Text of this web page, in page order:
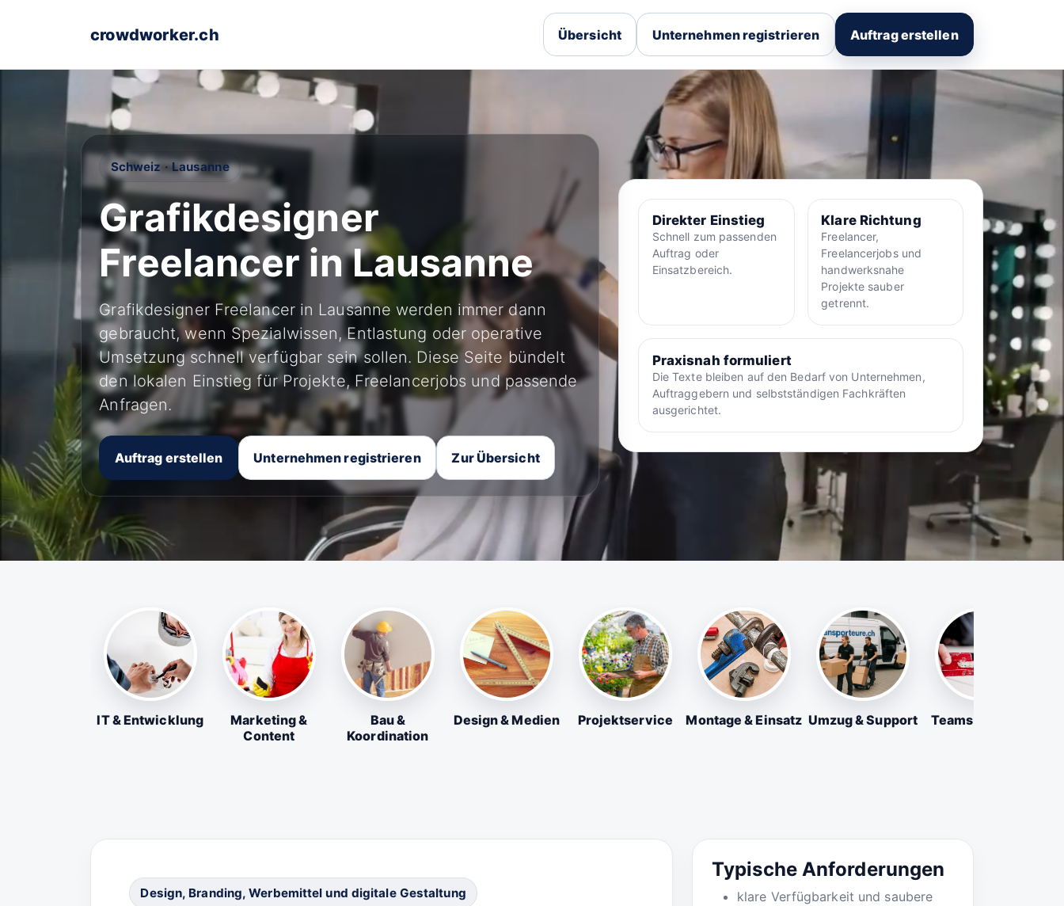
crowdworker.ch Übersicht Unternehmen registrieren Auftrag erstellen
Schweiz · Lausanne
Grafikdesigner
Freelancer in Lausanne
Grafikdesigner Freelancer in Lausanne werden immer dann
gebraucht, wenn Spezialwissen, Entlastung oder operative
Umsetzung schnell verfügbar sein sollen. Diese Seite bündelt
den lokalen Einstieg für Projekte, Freelancerjobs und passende
Anfragen.
Auftrag erstellen Unternehmen registrieren Zur Übersicht
Direkter Einstieg
Schnell zum passenden
Auftrag oder
Einsatzbereich.
Klare Richtung
Freelancer,
Freelancerjobs und
handwerksnahe
Projekte sauber
getrennt.
Praxisnah formuliert
Die Texte bleiben auf den Bedarf von Unternehmen,
Auftraggebern und selbstständigen Fachkräften
ausgerichtet.
IT & Entwicklung
Marketing &
Content
Bau &
Koordination
Design & Medien Projektservice Montage & Einsatz Umzug & Support Teams & Firmen
Design, Branding, Werbemittel und digitale Gestaltung
Typische Anforderungen
klare Verfügbarkeit und saubere